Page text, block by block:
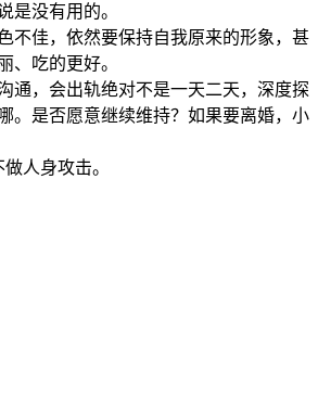
是没有用的。
不佳，依然要保持自我原来的形象，甚
、吃的更好。
通，会出轨绝对不是一天二天，深度探
。是否愿意继续维持？如果要离婚，小
人身攻击。